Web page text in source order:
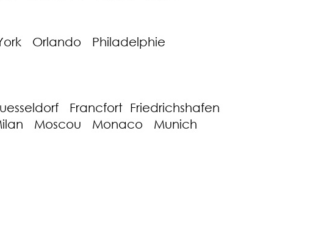
Orlando Philadelphie
Francfort Friedrichshafen
Moscou Monaco Munich